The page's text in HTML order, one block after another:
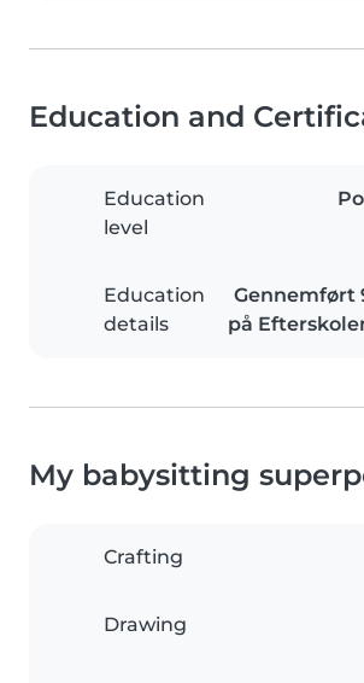
Education and
Education
level
Education
details
Gennemført
på
My babysitting
Crafting
Drawing